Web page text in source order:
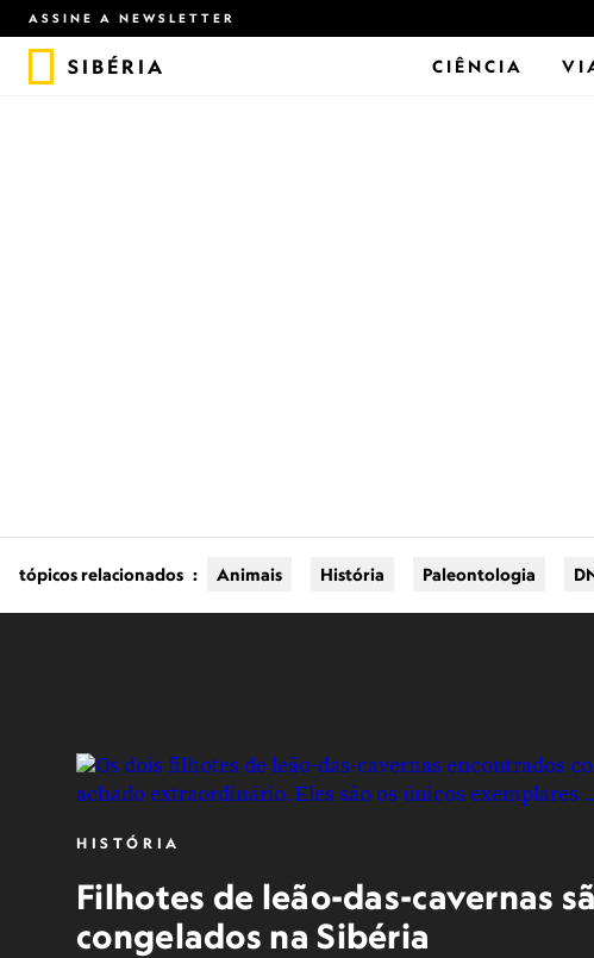
ASSINE A NEWSLETTER
SIBÉRIA CIÊNCIA
tópicos relacionados : Animais História Paleontologia
HISTÓRIA
Filhotes de leão-das-cavernas
congelados na Sibéria